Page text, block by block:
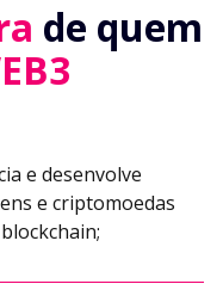
de quem
e desenvolve
e criptomoedas